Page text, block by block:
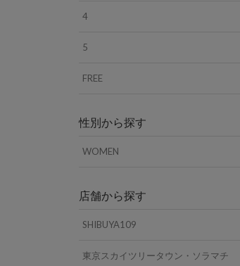
4
5
FREE
性別から探す
WOMEN
店舗から探す
SHIBUYA109
東京スカイツリータウン・ソラマチ